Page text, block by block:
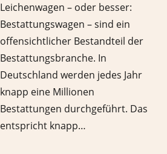
Leichenwagen – oder besser:
Bestattungswagen – sind ein
offensichtlicher Bestandteil der
Bestattungsbranche. In
Deutschland werden jedes Jahr
knapp eine Millionen
Bestattungen durchgeführt. Das
entspricht knapp…